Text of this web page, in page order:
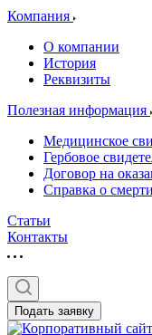
Компания
О компании
История
Реквизиты
Полезная информация
Медицинское
Гербовое
Договор на
Справка о
Статьи
Контакты
Подать заявку